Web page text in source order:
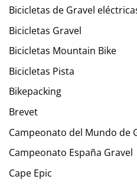
Bicicletas de Gravel
Bicicletas Gravel
Bicicletas Mountain Bike
Bicicletas Pista
Bikepacking
Brevet
Campeonato del Mundo de
Campeonato España Gravel
Cape Epic